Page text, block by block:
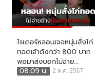
ไรเดอร์หลอนเจอหนุ่มสั่งไก่
ทอดเจ้าดังกว่า 800 บาท
พอมาส่งบอกไม่จ่าย...
08:09 น.
2 ต.ค. 2567